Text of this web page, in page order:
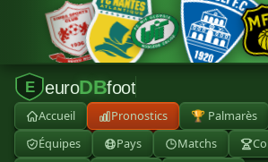
E euroDBfoot
Accueil Pronostics 🏆 Palmarès
Équipes
Pays Matchs